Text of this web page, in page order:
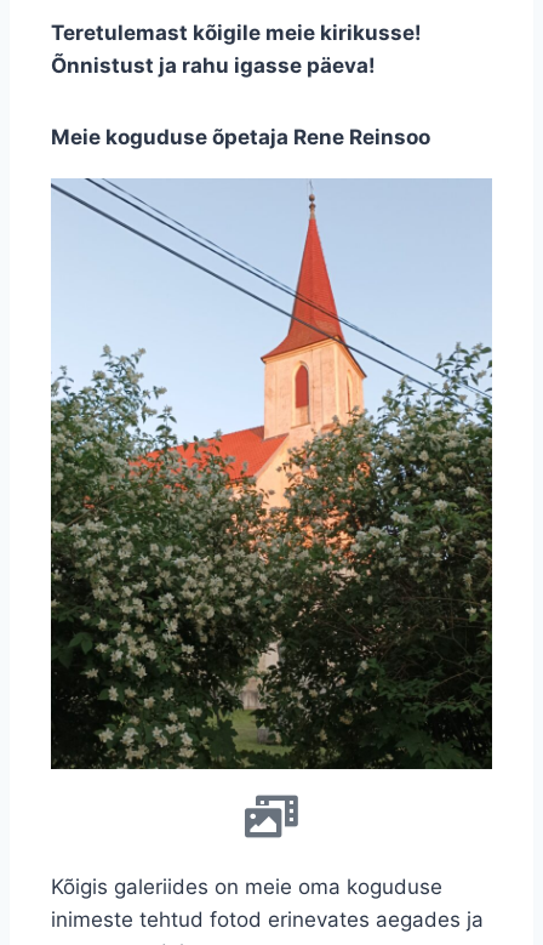
Teretulemast kõigile meie kirikusse!
Õnnistust ja rahu igasse päeva!
Meie koguduse õpetaja Rene Reinsoo
Kõigis galeriides on meie oma koguduse
inimeste tehtud fotod erinevates aegades ja